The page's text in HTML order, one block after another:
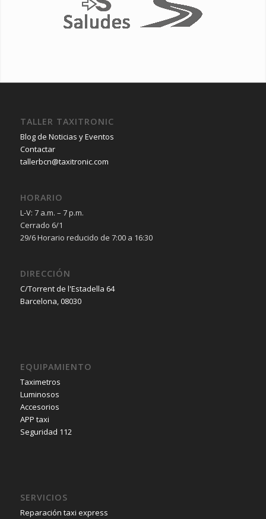
TALLER TAXITRONIC
Blog de Noticias y Eventos
Contactar
tallerbcn@taxitronic.com
HORARIO
L-V: 7 a.m. – 7 p.m.
Cerrado 6/1
29/6 Horario reducido de 7:00 a 16:30
DIRECCIÓN
C/Torrent de l'Estadella 64
Barcelona, 08030
EQUIPAMIENTO
Taximetros
Luminosos
Accesorios
APP taxi
Seguridad 112
SERVICIOS
Reparación taxi express